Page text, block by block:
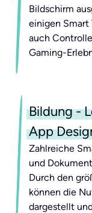
Bildschirm
einigen Smart
auch
Gaming-
Bildung -
App
Zahlreiche
und
Durch den
können die
dargestellt